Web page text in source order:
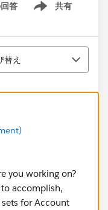
答 共有
Show menu
替え
you working on?
accomplish,
for Account